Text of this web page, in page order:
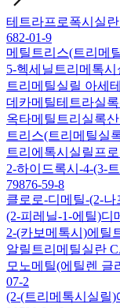
테트라프로폭시실
682-01-9
메틸트리스(트리메
5-헥세닐트리메톡시
트리메틸실릴 아세
데카메틸테트라실
옥타메틸트리실록산
트리스(트리메틸실
트리에톡시실릴프
2-하이드록시-4-(3-
79876-59-8
클로로-디메틸-(2-나
(2-피레닐-1-에틸)디
2-(카보메톡시)에틸
알릴트리메틸실란
모노메틸(에틸렌 글
07-2
(2-(트리메톡시실릴